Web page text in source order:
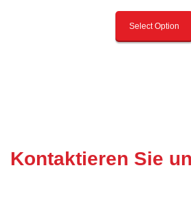
Select Option
Kontaktieren Sie